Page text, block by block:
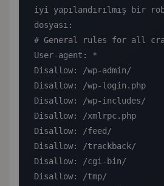
iyi yapılandırılmış bir
dosyası:
# General rules for all
User-agent: *
Disallow: /wp-admin/
Disallow: /wp-login.php
Disallow: /wp-includes/
Disallow: /xmlrpc.php
Disallow: /feed/
Disallow: /trackback/
Disallow: /cgi-bin/
Disallow: /tmp/